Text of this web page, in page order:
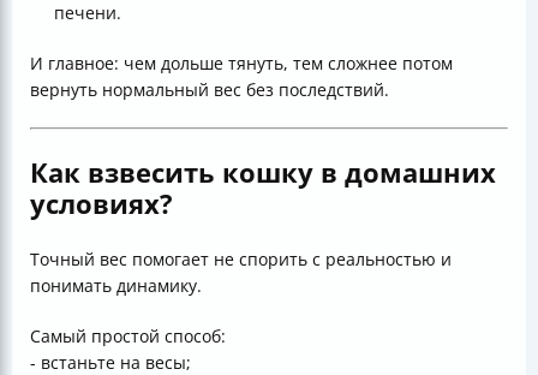
печени.
И главное: чем дольше тянуть, тем сложнее потом
вернуть нормальный вес без последствий.
Как взвесить кошку в домашних
условиях?
Точный вес помогает не спорить с реальностью и
понимать динамику.
Самый простой способ:
- встаньте на весы;